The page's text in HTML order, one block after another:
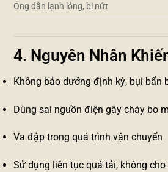
Ống dẫn lạnh lỏng, bị nứt
4. Nguyên Nhân
Không bảo dưỡng định kỳ, bụi bẩn
Dùng sai nguồn điện gây cháy bo
Va đập trong quá trình vận chuyển
Sử dụng liên tục quá tải, không